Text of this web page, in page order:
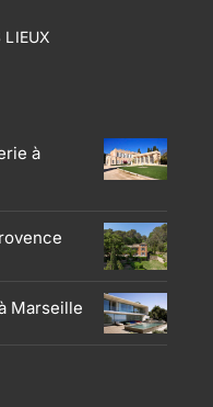
LIEUX
à
Marseille